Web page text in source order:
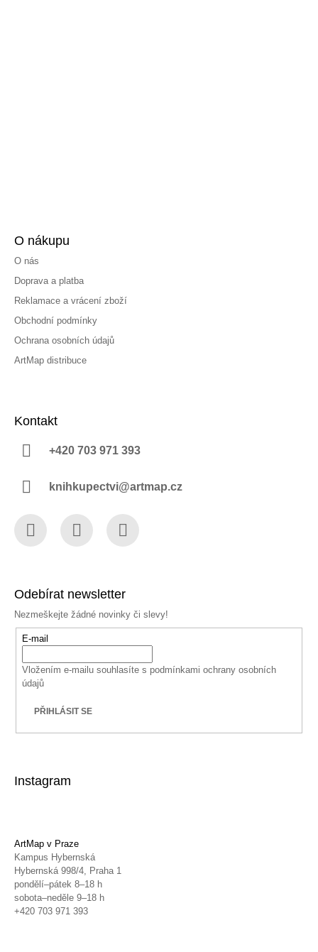
O nákupu
O nás
Doprava a platba
Reklamace a vrácení zboží
Obchodní podmínky
Ochrana osobních údajů
ArtMap distribuce
Kontakt
+420 703 971 393
knihkupectvi@artmap.cz
Odebírat newsletter
Nezmeškejte žádné novinky či slevy!
E-mail
Vložením e-mailu souhlasíte s podmínkami ochrany osobních
údajů
PŘIHLÁSIT SE
Instagram
ArtMap v Praze
Kampus Hybernská
Hybernská 998/4, Praha 1
pondělí–pátek 8–18 h
sobota–neděle 9–18 h
+420 703 971 393